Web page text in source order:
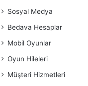
Sosyal Medya
Bedava Hesaplar
Mobil Oyunlar
Oyun Hileleri
Müşteri Hizmetleri